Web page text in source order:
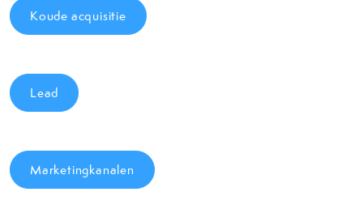
Koude acquisitie
Lead
Marketingkanalen